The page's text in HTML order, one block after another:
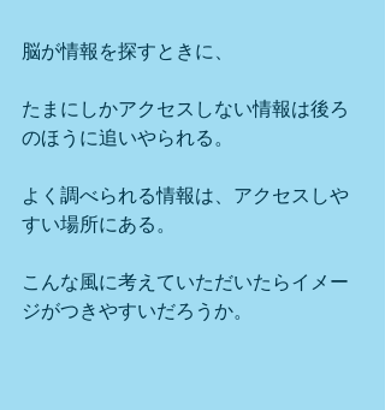
脳が情報を探すときに、
たまにしかアクセスしない情報は後ろ
のほうに追いやられる。
よく調べられる情報は、アクセスしや
すい場所にある。
こんな風に考えていただいたらイメー
ジがつきやすいだろうか。